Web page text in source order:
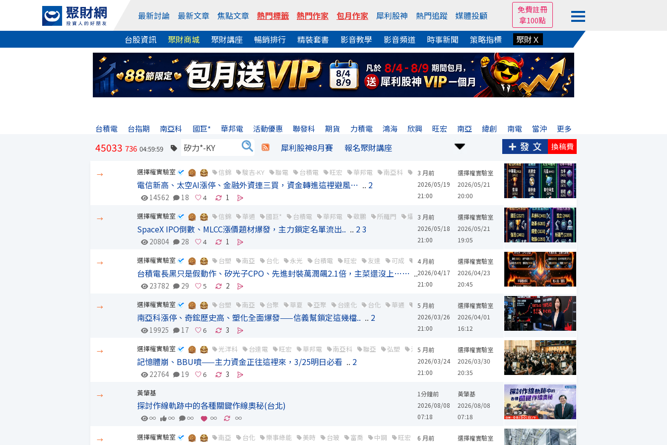
最新討論 最新文章 焦點文章 熱門標籤 熱門作家 包月作家 犀利股神 熱門追蹤 媒體投顧
免費註冊
拿100點
台股資訊 聚財商城 聚財講座 暢銷排行 精裝套書 影音教學 影音頻道 時事新聞 策略指標 聚財Ｘ
台積電 台指期 南亞科 國巨* 華邦電 活動優惠 聯發科 期貨 力積電 鴻海 欣興 旺宏 南亞 緯創 南電 當沖 更多
45033 736 04:59:59 犀利股神8月賽 報名聚財講座 換稿費
→ 選擇權實驗室 信錦 駿吉-KY 聯電 台積電 旺宏 華邦電 南亞科 中華電 聯發科 強茂 國泰金 兆豐金
3 月前
2026/05/19
21:00
電信新高、太空AI漲停、金融外資連三買，資金轉進這裡避風… .. 2
14562 18 1
選擇權實驗室
2026/05/21
20:00
→ 選擇權實驗室 信錦 華通 國巨* 台積電 華邦電 敬鵬 所羅門 燿華 技嘉 聯發科 盟立 鉅祥 強茂 大立光
3 月前
2026/05/18
21:00
SpaceX IPO倒數、MLCC漲價題材爆發，主力鎖定名單流出.. .. 23
20804 28 1
選擇權實驗室
2026/05/21
19:05
→ 選擇權實驗室 台塑 南亞 台化 永光 台積電 旺宏 友達 可成 大立光 聯亞 奇鈦科 揚明光 閎康 日月光投控
4 月前
2026/04/17
21:00
台積電長黑只是假動作、矽光子CPO、先進封裝萬潤飆2.1倍，主菜還沒上…… ..2 3
23782 29 2
選擇權實驗室
2026/04/23
20:45
→ 選擇權實驗室 台塑 南亞 台聚 華夏 亞聚 台達化 台化 華通 台積電 華邦電 南亞科 仲琦 全新 奇鋐
5 月前
2026/03/26
21:00
南亞科漲停、奇鋐歷史高、塑化全面爆發——信義幫鎖定這幾檔.. .. 2
19925 17 3
選擇權實驗室
2026/04/01
16:12
→ 選擇權實驗室 光洋科 台達電 旺宏 華邦電 南亞科 聯亞 弘塑 波若威 加百裕 泰谷 健策 日月光投控
5 月前
2026/03/24
21:00
記憶體崩、BBU噴——主力資金正往這裡來，3/25明日必看 .. 2
22764 19 3
選擇權實驗室
2026/03/30
20:35
→ 黃肇基
1分鐘前
2026/08/08
07:18
探討作線軌跡中的各種關鍵作線奧秘(台北)
∞ ∞ ∞ ∞ ∞
黃肇基
2026/08/08
07:18
→ 選擇權實驗室 南亞 台化 樂事綠能 美時 台玻 富喬 中鋼 旺宏 華邦電 友達 創見 永豐金 王道銀行 智原
6 月前 選擇權實驗室